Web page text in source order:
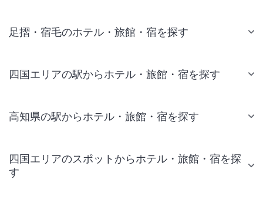
足摺・宿毛のホテル・旅館・宿を探す
四国エリアの駅からホテル・旅館・宿を探す
高知県の駅からホテル・旅館・宿を探す
四国エリアのスポットからホテル・旅館・宿を探
す